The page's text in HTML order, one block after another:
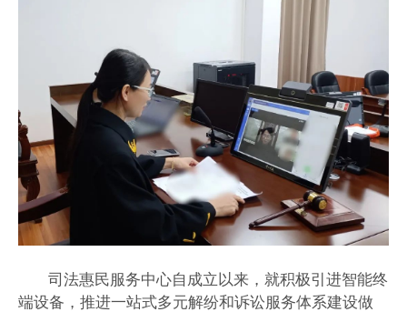
司法惠民服务中心自成立以来，就积极引进智能终
端设备，推进一站式多元解纷和诉讼服务体系建设做